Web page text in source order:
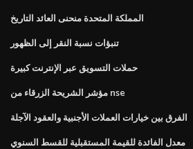
المملكة المتحدة منحنى العائد التاريخ
تنبؤات نسبة النقر إلى الظهور
حملات التسويق عبر الإنترنت كبيرة
مؤشر الشريحة الزرقاء من nse
الفرق بين خيارات العملات الأجنبية والعقود الآجلة
معدل الفائدة للقيمة المستقبلية للقسط السنوي